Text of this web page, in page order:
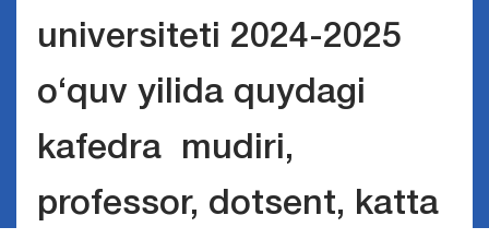
universiteti 2024-2025
o‘quv yilida quydagi
kafedra mudiri,
professor, dotsent, katta